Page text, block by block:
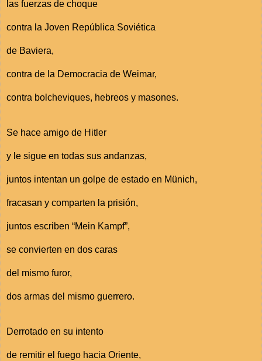
las fuerzas de choque
contra la Joven República Soviética
de Baviera,
contra de la Democracia de Weimar,
contra bolcheviques, hebreos y masones.
Se hace amigo de Hitler
y le sigue en todas sus andanzas,
juntos intentan un golpe de estado en Münich,
fracasan y comparten la prisión,
juntos escriben “Mein Kampf”,
se convierten en dos caras
del mismo furor,
dos armas del mismo guerrero.
Derrotado en su intento
de remitir el fuego hacia Oriente,